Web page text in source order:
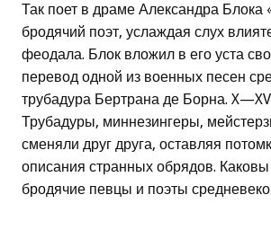
Так поет в драме Александра Блока
бродячий поэт, услаждая слух
феодала. Блок вложил в его уста
перевод одной из военных песен
трубадура Бертрана де Борна.
Трубадуры, миннезингеры,
сменяли друг друга, оставляя
описания странных обрядов.
бродячие певцы и поэты